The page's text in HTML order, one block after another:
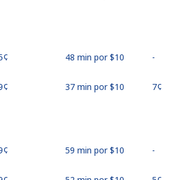
48 min por ⁦$10⁩ -
37 min por ⁦$10⁩ ⁦7¢⁩
59 min por ⁦$10⁩ -